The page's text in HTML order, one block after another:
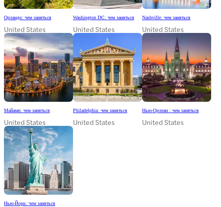
Орландо: чем заняться
United States
Washington DC: чем заняться
United States
Nashville: чем заняться
United States
Майами: чем заняться
United States
Philadelphia: чем заняться
United States
Нью-Орлеан : чем заняться
United States
Нью-Йорк: чем заняться